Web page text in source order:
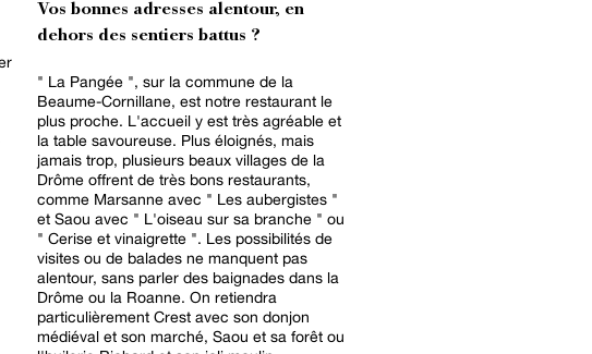
Vos bonnes adresses alentour, en
dehors des sentiers battus ?
" La Pangée ", sur la commune de la
Beaume-Cornillane, est notre restaurant le
plus proche. L'accueil y est très agréable et
la table savoureuse. Plus éloignés, mais
jamais trop, plusieurs beaux villages de la
Drôme offrent de très bons restaurants,
comme Marsanne avec " Les aubergistes "
et Saou avec " L'oiseau sur sa branche " ou
" Cerise et vinaigrette ". Les possibilités de
visites ou de balades ne manquent pas
alentour, sans parler des baignades dans la
Drôme ou la Roanne. On retiendra
particulièrement Crest avec son donjon
médiéval et son marché, Saou et sa forêt ou